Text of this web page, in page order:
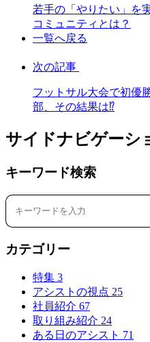
若手の「やりたい」を
コミュニティとは？
一覧へ戻る
次の記事
フットサル大会で初優
部、その結果は⁉
サイドナビゲーシ
キーワード検索
カテゴリー
特集 3
アシストの視点 25
社員紹介 67
取り組み紹介 24
ある日のアシスト 71